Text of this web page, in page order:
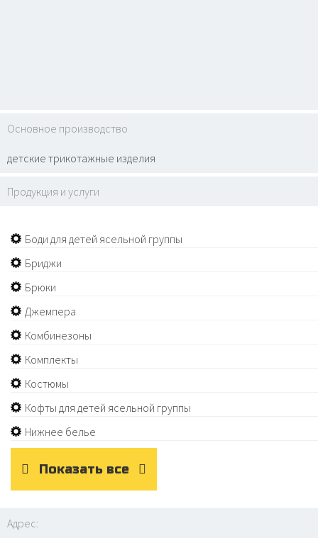
Основное производство
детские трикотажные изделия
Продукция и услуги
Боди для детей ясельной группы
Бриджи
Брюки
Джемпера
Комбинезоны
Комплекты
Костюмы
Кофты для детей ясельной группы
Нижнее белье
Показать все
Адрес: